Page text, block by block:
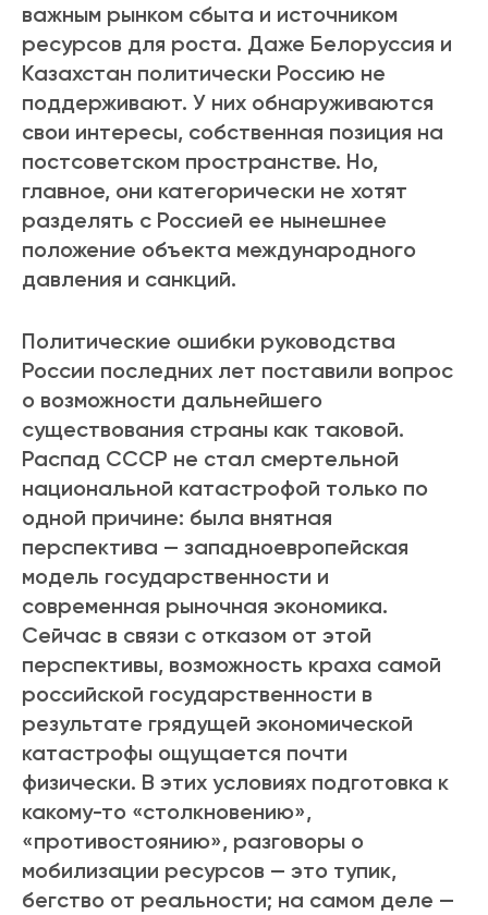
важным рынком сбыта и источником
ресурсов для роста. Даже Белоруссия и
Казахстан политически Россию не
поддерживают. У них обнаруживаются
свои интересы, собственная позиция на
постсоветском пространстве. Но,
главное, они категорически не хотят
разделять с Россией ее нынешнее
положение объекта международного
давления и санкций.
Политические ошибки руководства
России последних лет поставили вопрос
о возможности дальнейшего
существования страны как таковой.
Распад СССР не стал смертельной
национальной катастрофой только по
одной причине: была внятная
перспектива — западноевропейская
модель государственности и
современная рыночная экономика.
Сейчас в связи с отказом от этой
перспективы, возможность краха самой
российской государственности в
результате грядущей экономической
катастрофы ощущается почти
физически. В этих условиях подготовка к
какому-то «столкновению»,
«противостоянию», разговоры о
мобилизации ресурсов — это тупик,
бегство от реальности; на самом деле —